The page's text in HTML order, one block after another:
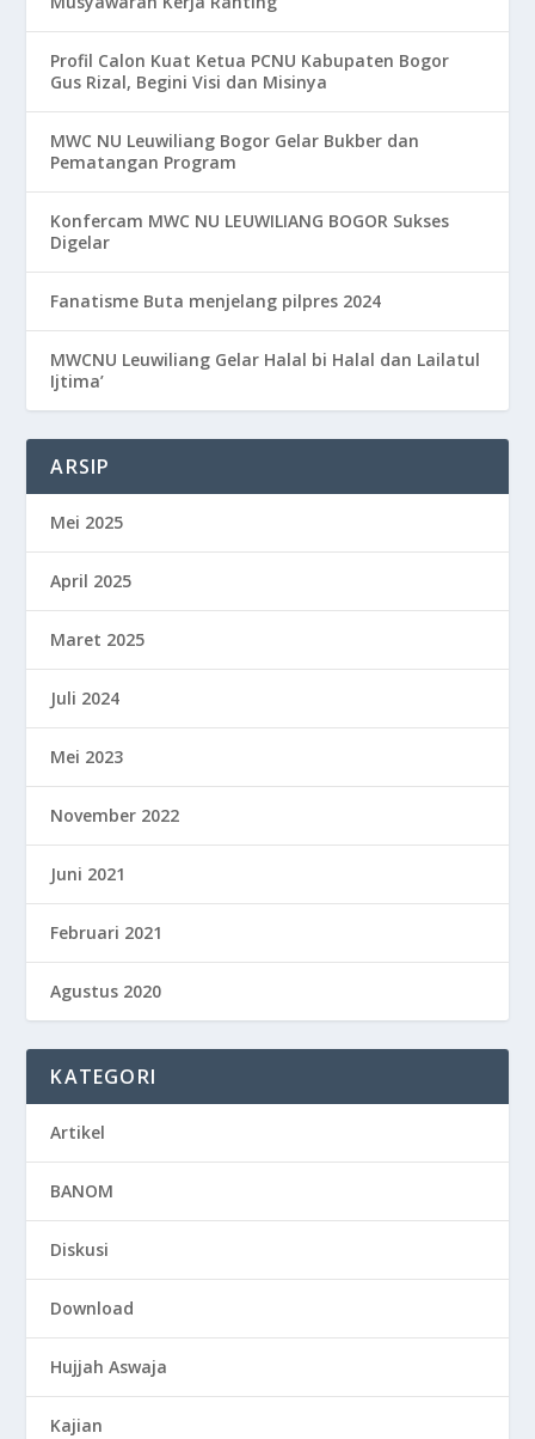
Profil Calon Kuat Ketua PCNU Kabupaten Bogor
Gus Rizal, Begini Visi dan Misinya
MWC NU Leuwiliang Bogor Gelar Bukber dan
Pematangan Program
Konfercam MWC NU LEUWILIANG BOGOR Sukses
Digelar
Fanatisme Buta menjelang pilpres 2024
MWCNU Leuwiliang Gelar Halal bi Halal dan Lailatul
Ijtima’
ARSIP
Mei 2025
April 2025
Maret 2025
Juli 2024
Mei 2023
November 2022
Juni 2021
Februari 2021
Agustus 2020
KATEGORI
Artikel
BANOM
Diskusi
Download
Hujjah Aswaja
Kajian